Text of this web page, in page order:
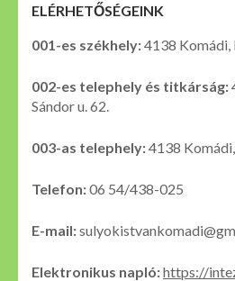
ELÉRHETŐSÉGEINK
001-es székhely:4138 Komádi,
002-es telephely és titkárság:
Sándor u. 62.
003-as telephely:4138
Telefon:06 54/438-025
E-mail:
Elektronikus napló:https://